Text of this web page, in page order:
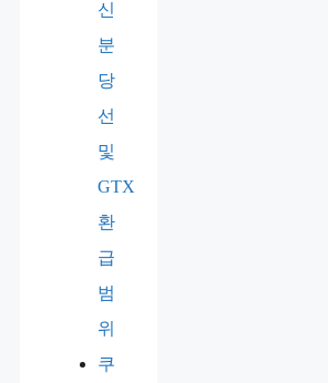
신
분
당
선
및
GTX
환
급
범
위
쿠